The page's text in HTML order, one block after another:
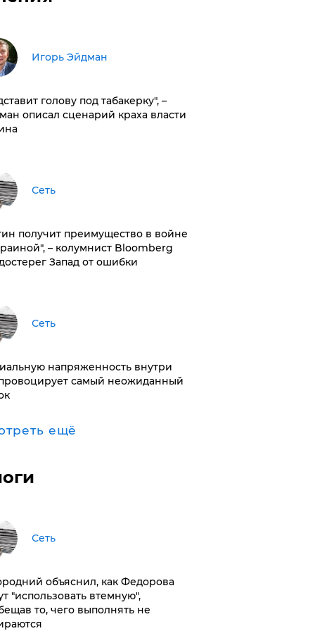
Игорь Эйдман
голову под табакерку", –
описал сценарий краха власти
Сеть
получит преимущество в войне
– колумнист Bloomberg
Запад от ошибки
Сеть
напряженность внутри
самый неожиданный
ещё
Сеть
объяснил, как Федорова
"использовать втемную",
то, чего выполнять не